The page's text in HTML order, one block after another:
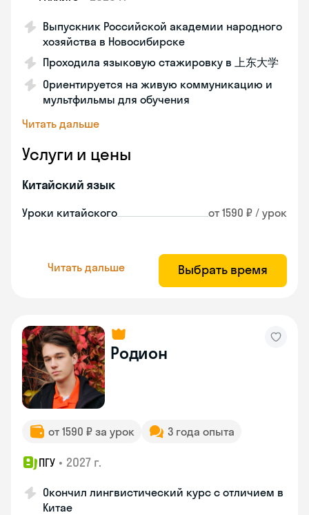
Выпускник Российской академии народного
хозяйства в Новосибирске
Проходила языковую стажировку в 上东大学
Ориентируется на живую коммуникацию и
мультфильмы для обучения
Читать дальше
Услуги и цены
Китайский язык
Уроки китайского от 1590 ₽ / урок
Читать дальше Выбрать время
Родион
от 1590 ₽ за урок 3 года опыта
ПГУ • 2027 г.
Окончил лингвистический курс с отличием в
Китае